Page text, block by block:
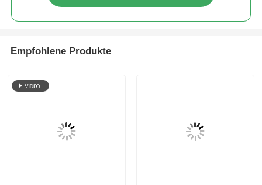
Empfohlene Produkte